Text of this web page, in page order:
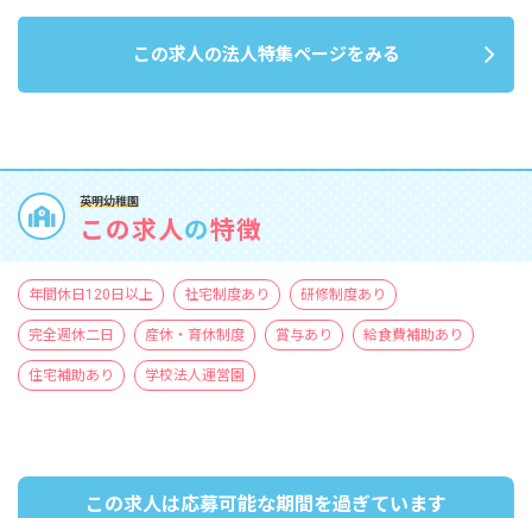
この求人の法人特集ページをみる
英明幼稚園
この求人の特徴
年間休日120日以上 社宅制度あり 研修制度あり
完全週休二日 産休・育休制度 賞与あり 給食費補助あり
住宅補助あり 学校法人運営園
この求人は応募可能な期間を過ぎています